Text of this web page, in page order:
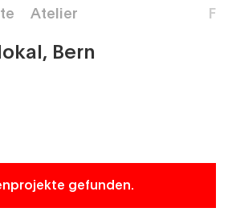
Atelier F
Bern
gefunden.